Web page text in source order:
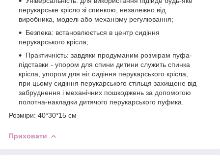
перукарське крісло зі спинкою, незалежно від
виробника, моделі або механізму регулювання;
Безпека: встановлюється в центр сидіння
перукарського крісла;
Практичність: завдяки продуманим розмірам пуфа-
підставки - упором для спини дитини служить спинка
крісла, упором для ніг сидіння перукарського крісла,
при цьому сидіння перукарського стільця захищене від
забруднення і механічних пошкоджень за допомогою
полотна-накладки дитячого перукарського пуфика.
Розміри: 40*30*15 см
Приховати